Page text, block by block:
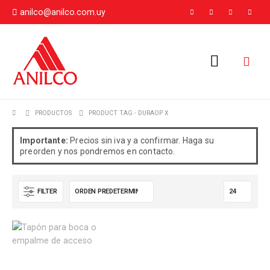
anilco@anilco.com.uy
PRODUCTOS PRODUCT TAG - DURAOP X
Importante: Precios sin iva y a confirmar. Haga su
preorden y nos pondremos en contacto.
FILTER